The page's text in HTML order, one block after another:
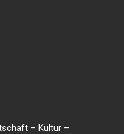
– Kultur –